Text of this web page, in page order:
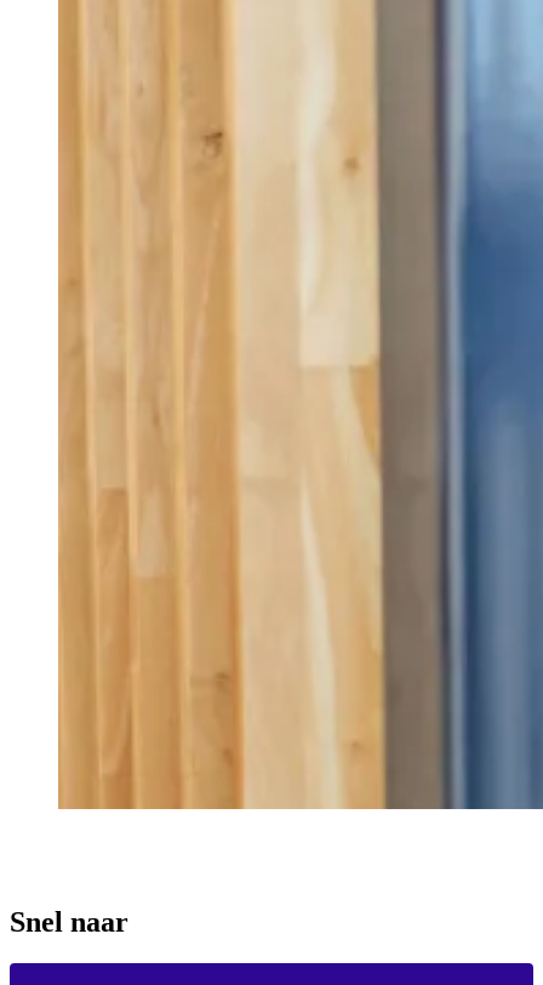
Snel naar